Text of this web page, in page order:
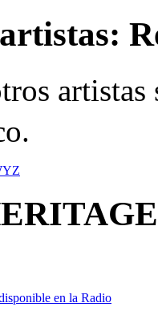
YZ
en la Radio